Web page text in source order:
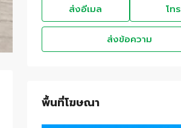
ส่งอีเมล โทร
ส่งข้อความ
พื้นที่โฆษณา